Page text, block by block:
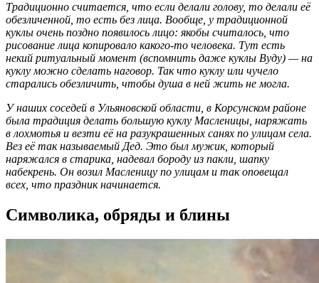
Традиционно считается, что если делали голову, то делали её
обезличенной, то есть без лица. Вообще, у традиционной
куклы очень поздно появилось лицо: якобы считалось, что
рисование лица копировало какого-то человека. Тут есть
некий ритуальный момент (вспомнить даже куклы Вуду) — на
куклу можно сделать наговор. Так что куклу или чучело
старались обезличить, чтобы душа в ней жить не могла.
У наших соседей в Ульяновской области, в Корсунском районе
была традиция делать большую куклу Масленицы, наряжать
в лохмотья и везти её на разукрашенных санях по улицам села.
Вез её так называемый Дед. Это был мужик, который
наряжался в старика, надевал бороду из пакли, шапку
набекрень. Он возил Масленицу по улицам и так оповещал
всех, что праздник начинается.
Символика, обряды и блины